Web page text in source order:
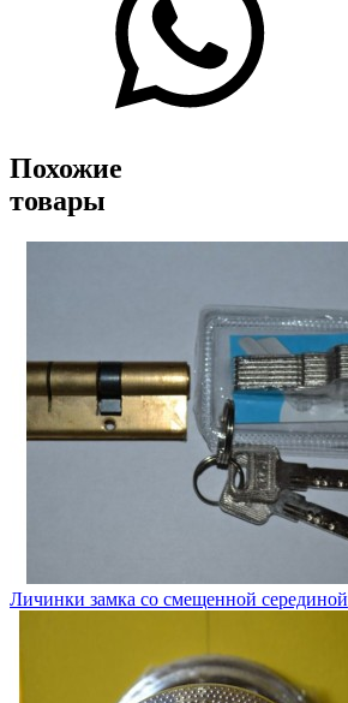
Похожие
товары
Личинки замка со смещенной серединой